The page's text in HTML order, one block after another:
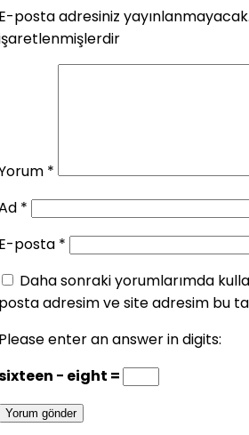
posta adresiniz yayınlanmayacak.
*
*
posta *
Daha sonraki yorumlarımda
adresim ve site adresim bu
enter an answer in digits:
− eight =